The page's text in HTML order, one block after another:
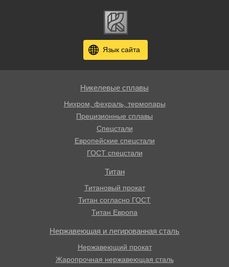
Язык сайта
Никелевые сплавы
Нихром, фехраль, термопары
Прецизионные сплавы
Спецстали
Европейские спецстали
ГОСТ спецстали
Титан
Титановый прокат
Титан согласно ГОСТ
Титан Европа
Нержавеющая и легированная сталь
Нержавеющий прокат
Жаропрочная нержавеющая сталь